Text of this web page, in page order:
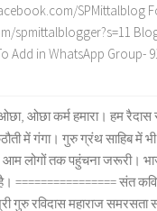
SPMittalblog
spmittalblogger?s=11
Add in WhatsApp Group-
ओछा कर्म हमारा। हम रैदास
में गंगा। गुरु ग्रंथ साहिब में
आम लोगों तक पहुंचना जरूरी।
संत कवि
गुरु रविदास महाराज